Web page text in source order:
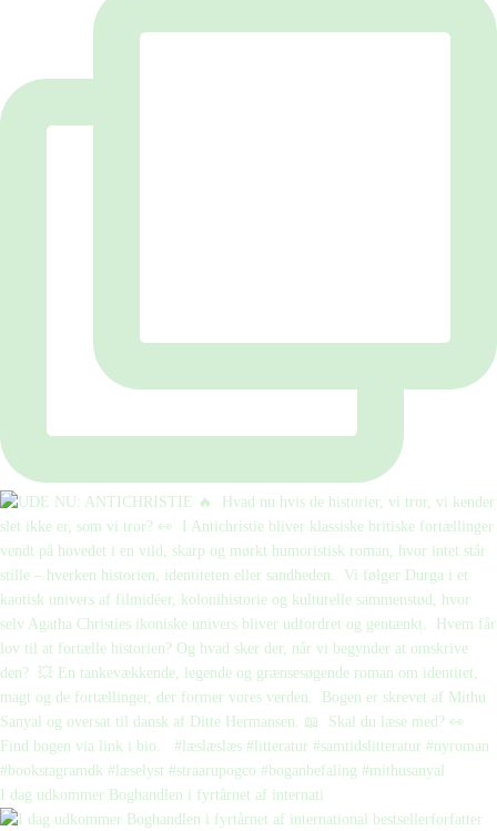
I dag udkommer Boghandlen i fyrtårnet af internati